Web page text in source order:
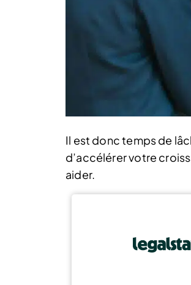
Il est donc temps de
d’accélérer votre
aider.